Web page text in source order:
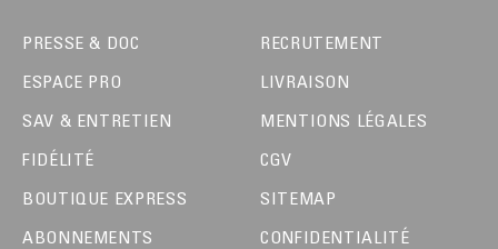
PRESSE & DOC
ESPACE PRO
SAV & ENTRETIEN
FIDÉLITÉ
BOUTIQUE EXPRESS
ABONNEMENTS
RECRUTEMENT
LIVRAISON
MENTIONS LÉGALES
CGV
SITEMAP
CONFIDENTIALITÉ